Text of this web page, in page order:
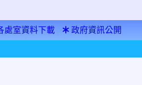
處室資料下載 政府資訊公開